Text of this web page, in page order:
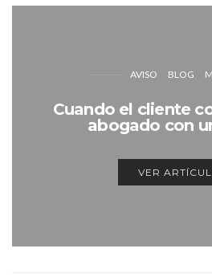
AVISO BLOG
Cuando el cliente
abogado con
VER